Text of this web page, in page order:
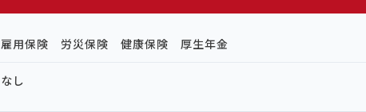
雇用保険 労災保険 健康保険 厚生年金
なし